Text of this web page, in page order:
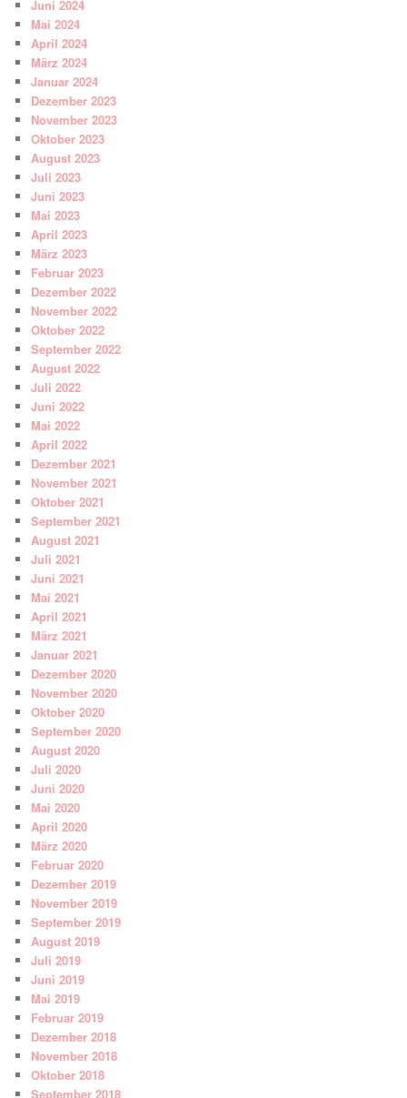
Juni 2024
Mai 2024
April 2024
März 2024
Januar 2024
Dezember 2023
November 2023
Oktober 2023
August 2023
Juli 2023
Juni 2023
Mai 2023
April 2023
März 2023
Februar 2023
Dezember 2022
November 2022
Oktober 2022
September 2022
August 2022
Juli 2022
Juni 2022
Mai 2022
April 2022
Dezember 2021
November 2021
Oktober 2021
September 2021
August 2021
Juli 2021
Juni 2021
Mai 2021
April 2021
März 2021
Januar 2021
Dezember 2020
November 2020
Oktober 2020
September 2020
August 2020
Juli 2020
Juni 2020
Mai 2020
April 2020
März 2020
Februar 2020
Dezember 2019
November 2019
September 2019
August 2019
Juli 2019
Juni 2019
Mai 2019
Februar 2019
Dezember 2018
November 2018
Oktober 2018
September 2018